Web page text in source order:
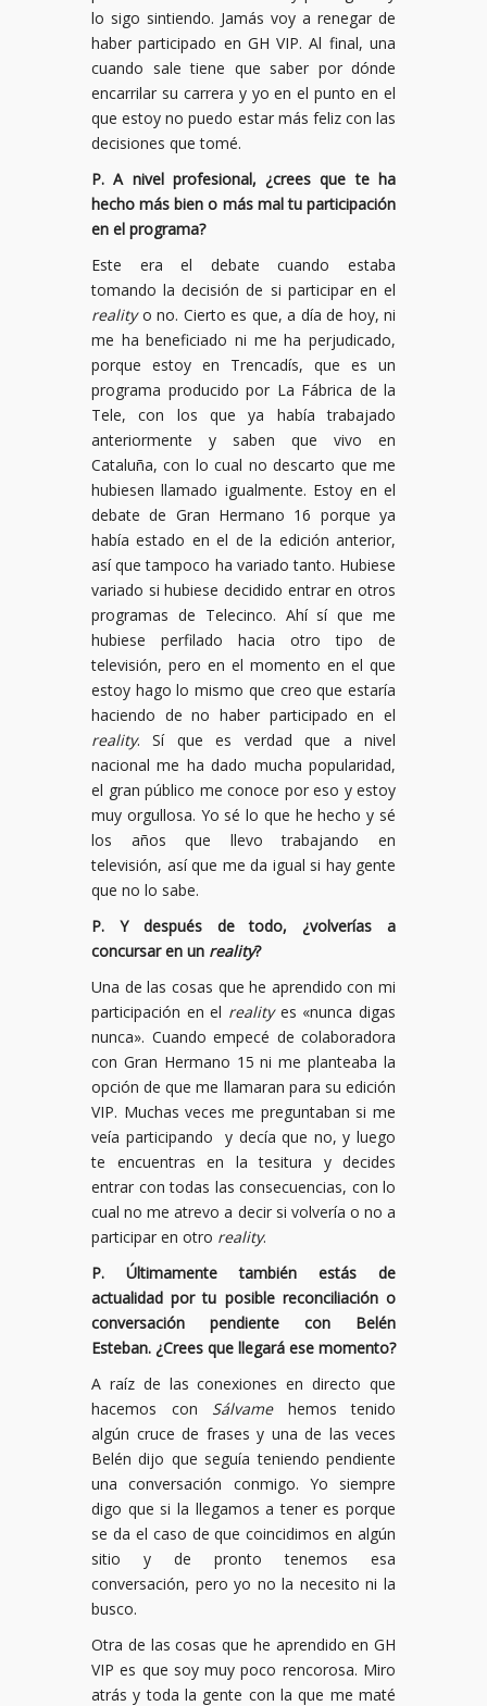
lo sigo sintiendo. Jamás voy a renegar de
haber participado en GH VIP. Al final, una
cuando sale tiene que saber por dónde
encarrilar su carrera y yo en el punto en el
que estoy no puedo estar más feliz con las
decisiones que tomé.
P. A nivel profesional, ¿crees que te ha
hecho más bien o más mal tu participación
en el programa?
Este era el debate cuando estaba
tomando la decisión de si participar en el
realityo no. Cierto es que, a día de hoy, ni
me ha beneficiado ni me ha perjudicado,
porque estoy en Trencadís, que es un
programa producido por La Fábrica de la
Tele, con los que ya había trabajado
anteriormente y saben que vivo en
Cataluña, con lo cual no descarto que me
hubiesen llamado igualmente. Estoy en el
debate de Gran Hermano 16 porque ya
había estado en el de la edición anterior,
así que tampoco ha variado tanto. Hubiese
variado si hubiese decidido entrar en otros
programas de Telecinco. Ahí sí que me
hubiese perfilado hacia otro tipo de
televisión, pero en el momento en el que
estoy hago lo mismo que creo que estaría
haciendo de no haber participado en el
reality. Sí que es verdad que a nivel
nacional me ha dado mucha popularidad,
el gran público me conoce por eso y estoy
muy orgullosa. Yo sé lo que he hecho y sé
los años que llevo trabajando en
televisión, así que me da igual si hay gente
que no lo sabe.
P. Y después de todo, ¿volverías a
concursar en un reality?
Una de las cosas que he aprendido con mi
participación en el reality es «nunca digas
nunca». Cuando empecé de colaboradora
con Gran Hermano 15 ni me planteaba la
opción de que me llamaran para su edición
VIP. Muchas veces me preguntaban si me
veía participando y decía que no, y luego
te encuentras en la tesitura y decides
entrar con todas las consecuencias, con lo
cual no me atrevo a decir si volvería o no a
participar en otro reality.
P. Últimamente también estás de
actualidad por tu posible reconciliación o
conversación pendiente con Belén
Esteban. ¿Crees que llegará ese momento?
A raíz de las conexiones en directo que
hacemos con Sálvamehemos tenido
algún cruce de frases y una de las veces
Belén dijo que seguía teniendo pendiente
una conversación conmigo. Yo siempre
digo que si la llegamos a tener es porque
se da el caso de que coincidimos en algún
sitio y de pronto tenemos esa
conversación, pero yo no la necesito ni la
busco.
Otra de las cosas que he aprendido en GH
VIP es que soy muy poco rencorosa. Miro
atrás y toda la gente con la que me maté